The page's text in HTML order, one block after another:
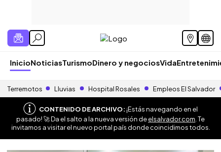
InicioNoticiasTurismoDinero y negociosVida
Terremotos Lluvias Hospital Rosales Empleos El Salvador
CONTENIDO DE ARCHIVO:¡Estás navegando en el
pasado! 🚀 Da el salto a la nueva versión deelsalvador.com . Te
invitamos a visitar el nuevo portal país donde coincidimos todos.